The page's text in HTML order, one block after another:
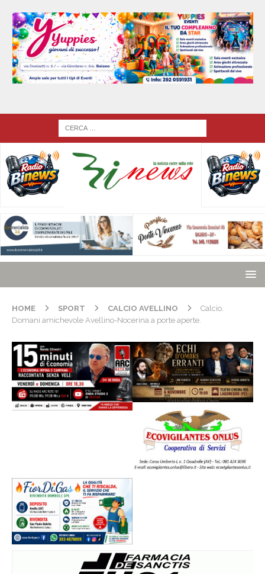
HOME SPORT CALCIO AVELLINO
Calcio.
Domani amichevole Avellino-Nocerina a porte aperte.